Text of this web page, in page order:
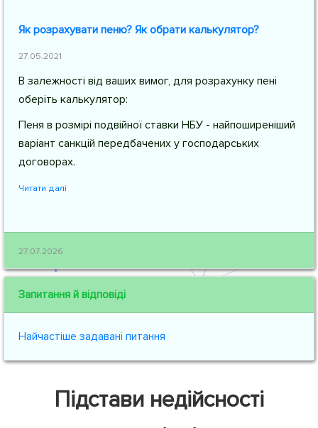
Як розрахувати пеню? Як обрати калькулятор?
27.05.2021
В залежності від ваших вимог, для розрахунку пені
оберіть калькулятор:
Пеня в розмірі подвійної ставки НБУ - найпоширеніший
варіант санкцій передбачених у господарських
договорах.
Читати далі
27.07.2026
Запитання й відповіді
Найчастіше задавані питання
Підстави недійсності